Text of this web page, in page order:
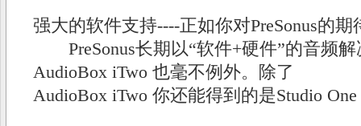
强大的软件支持----正如你对PreSonus的期
PreSonus长期以“软件+硬件”的音频解
AudioBox iTwo 也毫不例外。除了
AudioBox iTwo 你还能得到的是Studio